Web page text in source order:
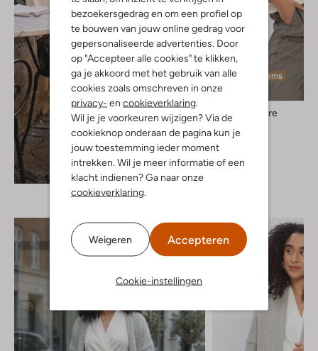
bezoekersgedrag en om een profiel op
te bouwen van jouw online gedrag voor
gepersonaliseerde advertenties. Door
op "Accepteer alle cookies" te klikken,
ga je akkoord met het gebruik van alle
cookies zoals omschreven in onze
privacy- en cookieverklaring.
Wil je je voorkeuren wijzigen? Via de
cookieknop onderaan de pagina kun je
jouw toestemming ieder moment
intrekken. Wil je meer informatie of een
klacht indienen? Ga naar onze
cookieverklaring.
Weigeren Accepteren
Cookie-instellingen
Ontdek de look
Laatste items
Co'couture
Top
€ 79,99